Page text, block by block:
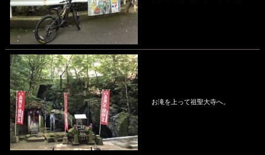
お滝を上って祖聖大寺へ。